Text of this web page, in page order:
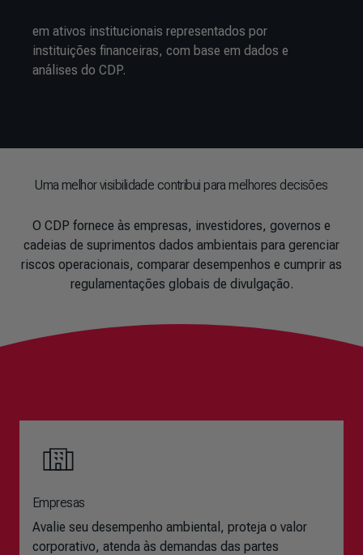
em ativos institucionais representados por
instituições financeiras, com base em dados e
análises do CDP.
Uma melhor visibilidade contribui para melhores decisões
O CDP fornece às empresas, investidores, governos e
cadeias de suprimentos dados ambientais para gerenciar
riscos operacionais, comparar desempenhos e cumprir as
regulamentações globais de divulgação.
Empresas
Avalie seu desempenho ambiental, proteja o valor
corporativo, atenda às demandas das partes